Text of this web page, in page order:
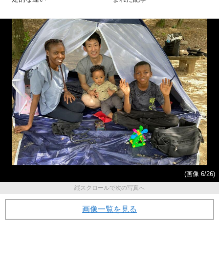
(画像 6/26)
縦スクロールで次の写真へ
画像一覧を見る